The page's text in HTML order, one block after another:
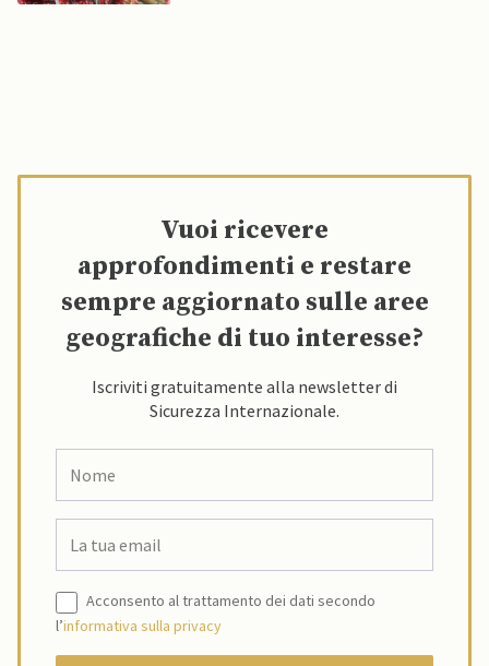
Vuoi ricevere
approfondimenti e restare
sempre aggiornato sulle aree
geografiche di tuo interesse?
Iscriviti gratuitamente alla newsletter di
Sicurezza Internazionale.
Acconsento al trattamento dei dati secondo
l’informativa sulla privacy